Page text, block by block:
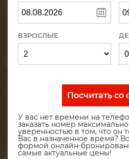
ВЗРОСЛЫЕ
Посчитать со
У вас нет времени на
заказать номер
уверенностью в том, что он
Вас в назначенное время?
формой онлайн-
самые актуальные цены!